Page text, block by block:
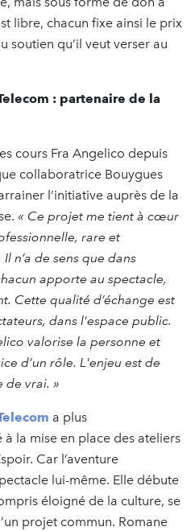
libre, chacun fixe ainsi le prix
soutien qu’il veut verser au
: partenaire de la
cours Fra Angelico depuis
collaboratrice Bouygues
l’initiative auprès de la
« Ce projet me tient à cœur
rare et
Il n’a de sens que dans
apporte au spectacle,
Cette qualité d’échange est
dans l'espace public.
valorise la personne et
d’un rôle. L'enjeu est de
de vrai. »
a plus
la mise en place des ateliers
Car l’aventure
lui-même. Elle débute
éloigné de la culture, se
projet commun. Romane